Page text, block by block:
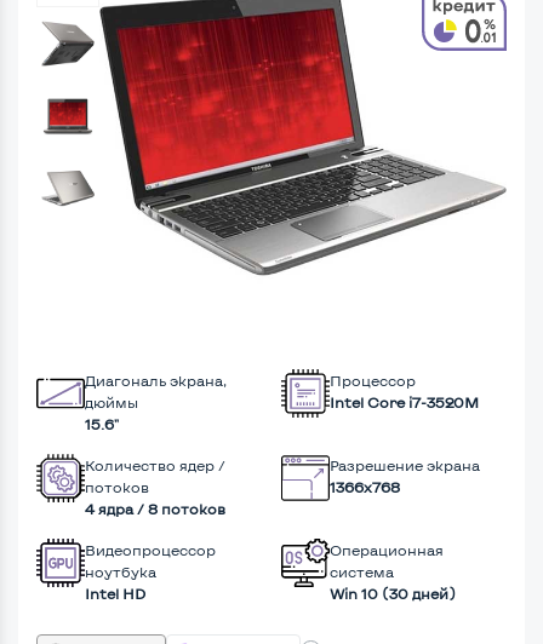
Диагональ экрана,
дюймы
15.6"
Процессор
Intel Core i7-3520M
Количество ядер /
потоков
4 ядра / 8 потоков
Разрешение экрана
1366x768
Видеопроцессор
ноутбука
Intel HD
Операционная
система
Win 10 (30 дней)